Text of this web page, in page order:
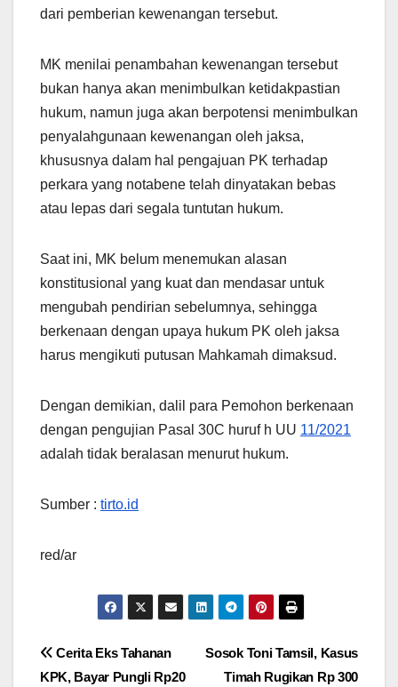
dari pemberian kewenangan tersebut.
MK menilai penambahan kewenangan tersebut
bukan hanya akan menimbulkan ketidakpastian
hukum, namun juga akan berpotensi menimbulkan
penyalahgunaan kewenangan oleh jaksa,
khususnya dalam hal pengajuan PK terhadap
perkara yang notabene telah dinyatakan bebas
atau lepas dari segala tuntutan hukum.
Saat ini, MK belum menemukan alasan
konstitusional yang kuat dan mendasar untuk
mengubah pendirian sebelumnya, sehingga
berkenaan dengan upaya hukum PK oleh jaksa
harus mengikuti putusan Mahkamah dimaksud.
Dengan demikian, dalil para Pemohon berkenaan
dengan pengujian Pasal 30C huruf h UU 11/2021
adalah tidak beralasan menurut hukum.
Sumber : tirto.id
red/ar
Navigasi
Sosok Toni Tamsil, Kasus
Timah Rugikan Rp 300
Cerita Eks Tahanan
KPK, Bayar Pungli Rp20